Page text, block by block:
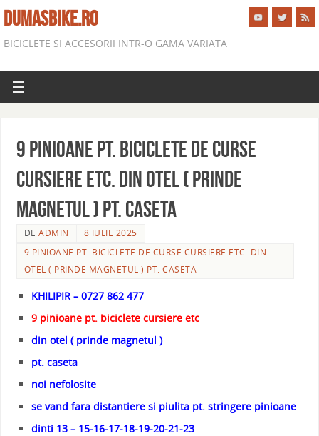
DUMASBIKE.RO
BICICLETE SI ACCESORII INTR-O GAMA VARIATA
9 PINIOANE PT. BICICLETE DE CURSE
CURSIERE ETC. DIN OTEL ( prinde
magnetul ) PT. CASETA
DEADMIN
8 IULIE 2025
9 PINIOANE PT. BICICLETE DE CURSE CURSIERE ETC. DIN
OTEL ( PRINDE MAGNETUL ) PT. CASETA
KHILIPIR – 0727 862 477
9 pinioane pt. biciclete cursiere etc
din otel ( prinde magnetul )
pt. caseta
noi nefolosite
se vand fara distantiere si piulita pt. stringere pinioane
dinti 13 – 15-16-17-18-19-20-21-23